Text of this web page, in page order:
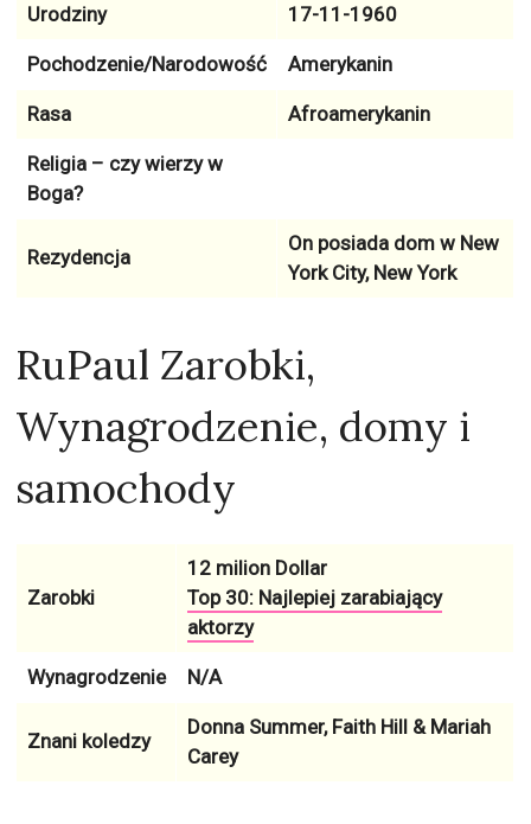
Urodziny
17-11-1960
Pochodzenie/Narodowość Amerykanin
Rasa Afroamerykanin
Religia – czy wierzy w
Boga?
Rezydencja
On posiada dom w New
York City, New York
RuPaul Zarobki,
Wynagrodzenie, domy i
samochody
Zarobki
12 milion Dollar
Top 30: Najlepiej zarabiający
aktorzy
Wynagrodzenie N/A
Znani koledzy
Donna Summer, Faith Hill & Mariah
Carey